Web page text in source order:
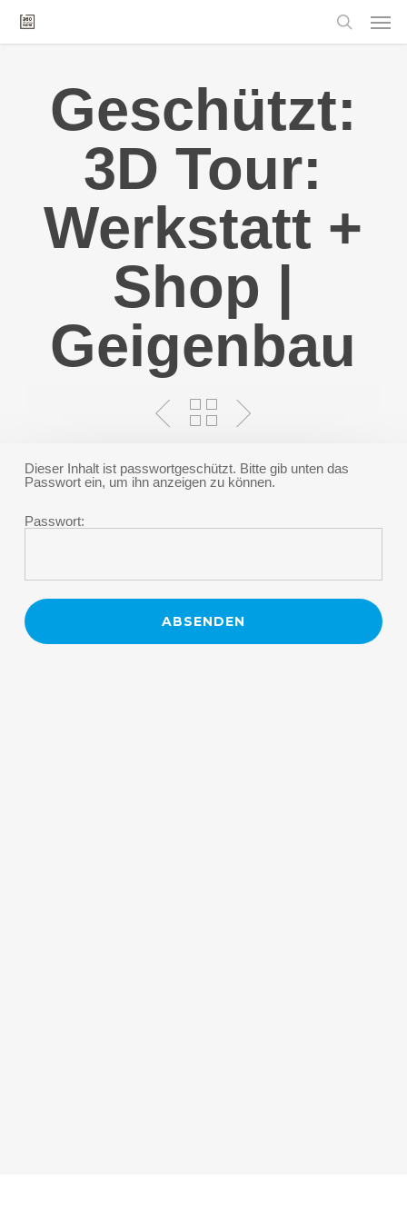
main
content
search
Geschützt:
3D Tour:
Werkstatt +
Shop |
Geigenbau
Dieser Inhalt ist passwortgeschützt. Bitte gib unten das
Passwort ein, um ihn anzeigen zu können.
Passwort: